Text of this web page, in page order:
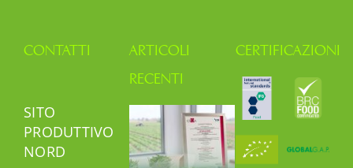
CONTATTI
SITO
PRODUTTIVO
NORD
ARTICOLI
RECENTI
CERTIFICAZIONI